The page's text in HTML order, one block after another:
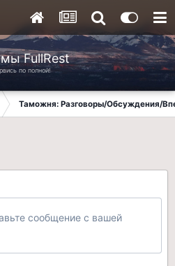
FullRest
по полной!
Таможня: Разговоры/Обсуждения/
сообщение с вашей